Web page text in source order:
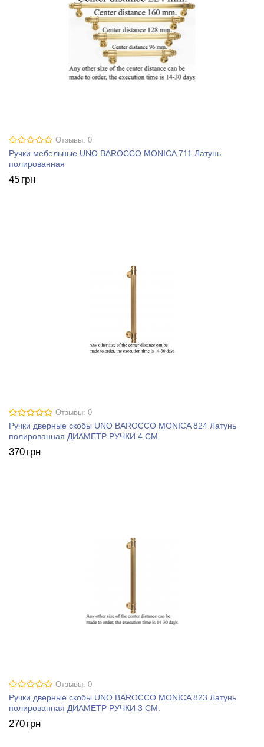
Отзывы: 0
Ручки мебельные UNO BAROCCO MONICA 711 Латунь
полированная
45 грн
Отзывы: 0
Ручки дверные скобы UNO BAROCCO MONICA 824 Латунь
полированная ДИАМЕТР РУЧКИ 4 СМ.
370 грн
Отзывы: 0
Ручки дверные скобы UNO BAROCCO MONICA 823 Латунь
полированная ДИАМЕТР РУЧКИ 3 СМ.
270 грн